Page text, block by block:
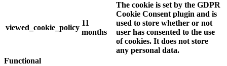
viewed_cookie_policy
11
months
The cookie is set by the GDPR
Cookie Consent plugin and is
used to store whether or not
user has consented to the use
of cookies. It does not store
any personal data.
Functional